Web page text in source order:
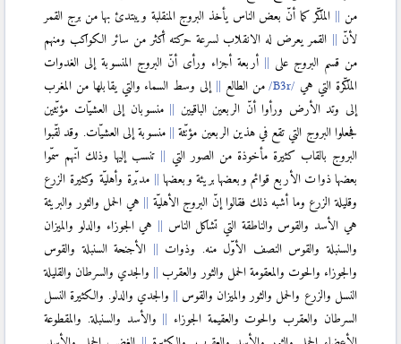
من
المذكّر كما أنّ بعض الناس يأخذ البروج المنقلبة ويبتدئ بها من برج القمر
لأنّ
القمر يعرض له الانقلاب لسرعة حركته أكثر من سائر الكواكب ومنهم
من قسم البروج على
أربعة أجزاء ورأى أنّ البروج المنسوبة إلى الغدوات
المذكّرة التي هي
من الطالع
إلى وسط السماء والتي يقابلها من المغرب
إلى وتد الأرض ورأوا أنّ الربعين الباقيين
منسوبان إلى العشیّات مؤنّثين
فجعلوا البروج التي تقع في هذين الربعين مؤنّثة
منسوبة إلى العشیّات. وقد لقّبوا
البروج بالقاب كثيرة مأخوذة من الصور التي
تنسب إليها وذلك انّهم سمّوا
بعضها ذوات الأربع قوائم وبعضها بريئة وبعضها
مدبّرة وأهليّة وكثيرة الزرع
وقليلة الزرع وما أشبه ذلك فقالوا إنّ البروج الأهليّة
هي الحمل والثور والبريئة
هي الأسد والقوس والناطقة التي تشاكل الناس
هي الجوزاء والدلو والميزان
والسنبلة والقوس النصف الأوّل منه. وذوات
الأجنحة السنبلة والقوس
والجوزاء والحوت والمعقومة الحمل والثور والعقرب
والجدي والسرطان والقليلة
النسل والزرع والحمل والثور والميزان والقوس
والجدي والدلو. والكثيرة النسل
السرطان والعقرب والحوت والعقيمة الجوزاء
والأسد والسنبلة. والمقطوعة